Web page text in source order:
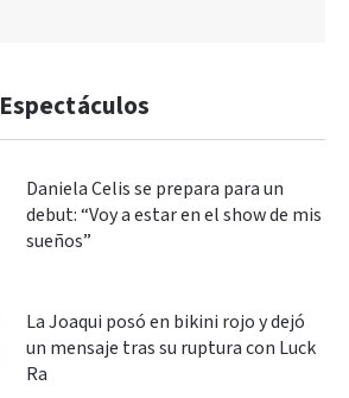
Daniela Celis se prepara para un
debut: “Voy a estar en el show de mis
sueños”
La Joaqui posó en bikini rojo y dejó
un mensaje tras su ruptura con Luck
Ra